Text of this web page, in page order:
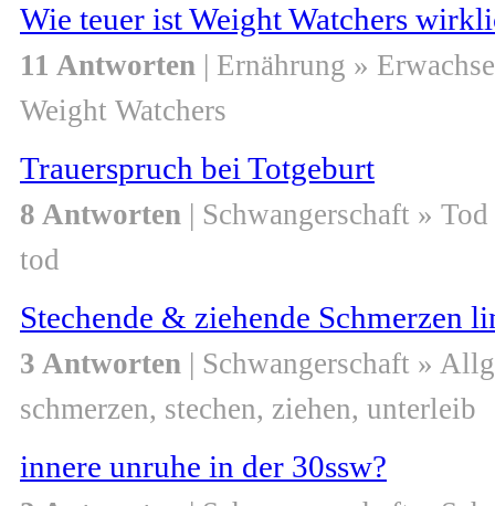
Wie teuer ist Weight Watchers
11 Antworten | Ernährung »
Weight Watchers
Trauerspruch bei Totgeburt
8 Antworten | Schwangerschaft » Tod
tod
Stechende & ziehende Schmerzen
3 Antworten | Schwangerschaft »
schmerzen, stechen, ziehen, unterleib
innere unruhe in der 30ssw?